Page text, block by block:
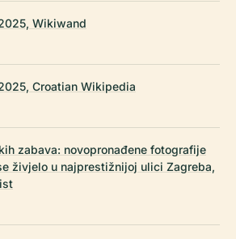
Wikiwand
Croatian Wikipedia
zabava: novopronađene fotografije
živjelo u najprestižnijoj ulici Zagreba,